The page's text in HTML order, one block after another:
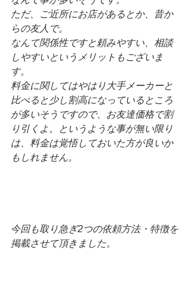
ただ、ご近所にお店があるとか、昔か
らの友人で。
なんて関係性ですと頼みやすい、相談
しやすいというメリットもございま
す。
料金に関してはやはり大手メーカーと
比べると少し割高になっているところ
が多いそうですので、お友達価格で割
り引くよ。というような事が無い限り
は、料金は覚悟しておいた方が良いか
もしれません。
今回も取り急ぎ2つの依頼方法・特徴を
掲載させて頂きました。